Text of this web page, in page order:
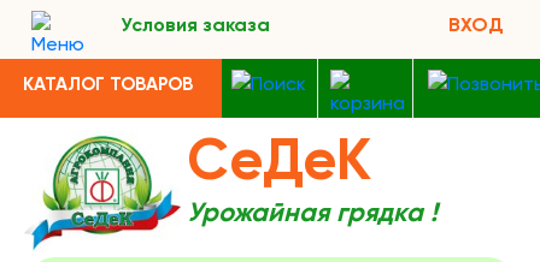
Условия заказа ВХОД
КАТАЛОГ ТОВАРОВ
СеДеК
Урожайная грядка !